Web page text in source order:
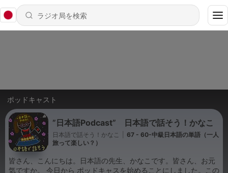
ポッドキャスト
”日本語Podcast” 日本語で話そう！かなこ
日本語で話そう！かなこ
67 - 60-中級日本語の単語（一人
旅って楽しい？）
皆さん、こんにちは。日本語の先生、かなこです。皆さん、お元
気ですか。 今日から ポッドキャスを始めることにしました。この